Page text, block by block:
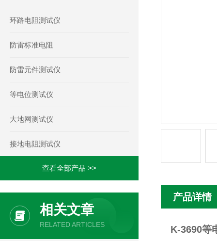
环路电阻测试仪
防雷标准电阻
防雷元件测试仪
等电位测试仪
大地网测试仪
接地电阻测试仪
查看全部产品 >>
相关文章
RELATED ARTICLES
产品详情
K-3690等